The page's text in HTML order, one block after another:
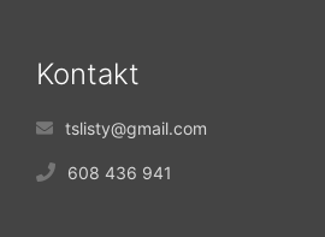
Kontakt
tslisty@gmail.com
608 436 941